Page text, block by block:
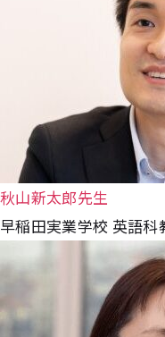
秋山新太郎先生
早稲田実業学校 英語科